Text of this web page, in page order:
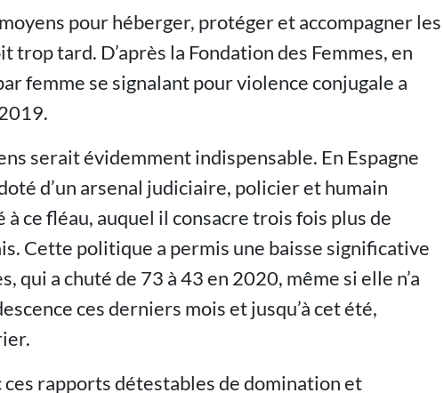
pour héberger, protéger et accompagner les
trop tard. D’après la Fondation des Femmes, en
femme se signalant pour violence conjugale a
serait évidemment indispensable. En Espagne
d’un arsenal judiciaire, policier et humain
ce fléau, auquel il consacre trois fois plus de
Cette politique a permis une baisse significative
qui a chuté de 73 à 43 en 2020, même si elle n’a
ces derniers mois et jusqu’à cet été,
ces rapports détestables de domination et